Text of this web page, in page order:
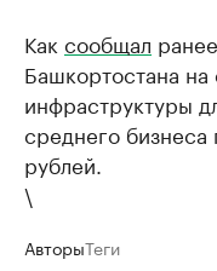
Как сообщал
Башкортостана
инфраструктуры
среднего
рублей.
\
АвторыТеги